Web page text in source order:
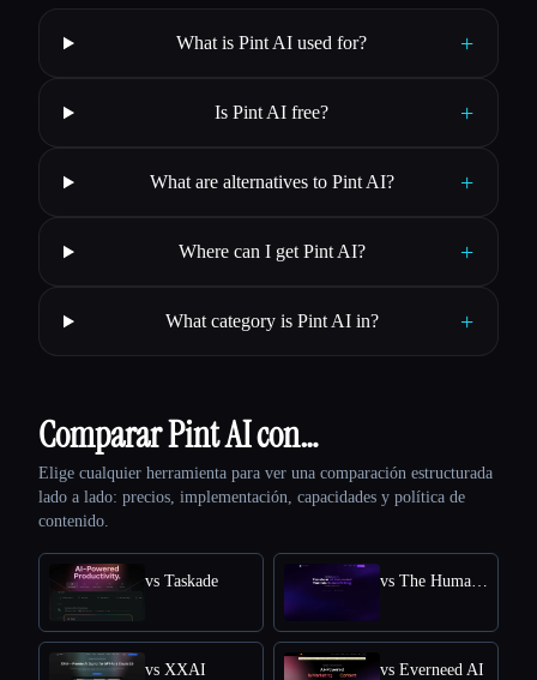
What is Pint AI used for? +
Is Pint AI free? +
What are alternatives to Pint AI? +
Where can I get Pint AI? +
What category is Pint AI in? +
Comparar Pint AI con…
Elige cualquier herramienta para ver una comparación estructurada
lado a lado: precios, implementación, capacidades y política de
contenido.
vs Taskade vs The Humanize Ai Pro
vs XXAI vs Everneed AI